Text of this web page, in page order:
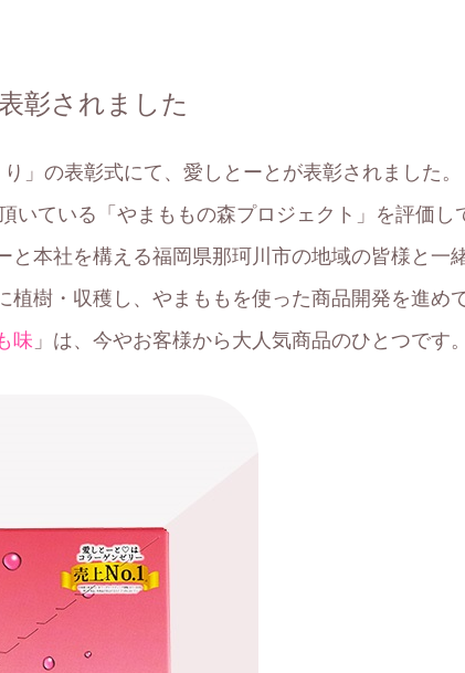
彰されました
」の表彰式にて、愛しとーとが表彰されました。
ている「やまももの森プロジェクト」を評価し
と本社を構える福岡県那珂川市の地域の皆様と一
樹・収穫し、やまももを使った商品開発を進め
味 」は、今やお客様から大人気商品のひとつです。